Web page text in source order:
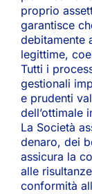
proprio
garantisce
debitamente
legittime,
Tutti i
gestionali
e prudenti
dell’ottimale
La Società
denaro, dei
assicura la
alle
conformità